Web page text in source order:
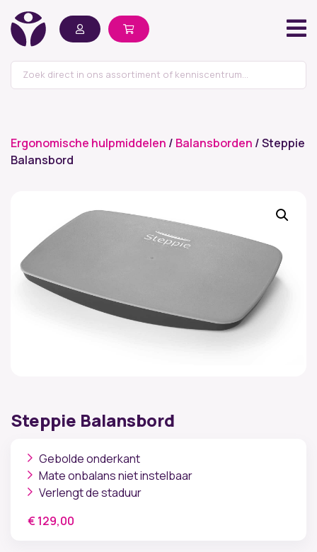
Ergonomische hulpmiddelen / Balansborden / Steppie
Balansbord
Steppie Balansbord
Gebolde onderkant
Mate onbalans niet instelbaar
Verlengt de staduur
€ 129,00